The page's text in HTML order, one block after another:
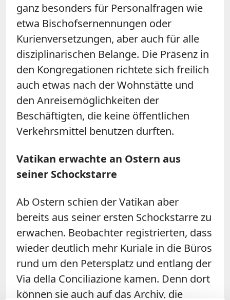
ganz besonders für Personalfragen wie
etwa Bischofsernennungen oder
Kurienversetzungen, aber auch für alle
disziplinarischen Belange. Die Präsenz in
den Kongregationen richtete sich freilich
auch etwas nach der Wohnstätte und
den Anreisemöglichkeiten der
Beschäftigten, die keine öffentlichen
Verkehrsmittel benutzen durften.
Vatikan erwachte an Ostern aus
seiner Schockstarre
Ab Ostern schien der Vatikan aber
bereits aus seiner ersten Schockstarre zu
erwachen. Beobachter registrierten, dass
wieder deutlich mehr Kuriale in die Büros
rund um den Petersplatz und entlang der
Via della Conciliazione kamen. Denn dort
können sie auch auf das Archiv, die